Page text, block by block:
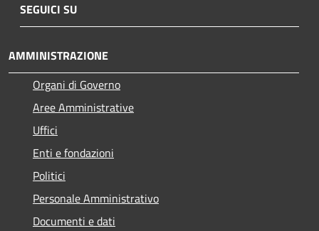
SEGUICI SU
AMMINISTRAZIONE
Organi di Governo
Aree Amministrative
Uffici
Enti e fondazioni
Politici
Personale Amministrativo
Documenti e dati